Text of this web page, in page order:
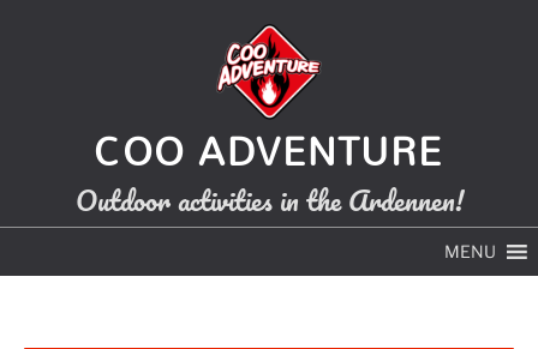
COO ADVENTURE
Outdoor activities in the Ardennen!
MENU